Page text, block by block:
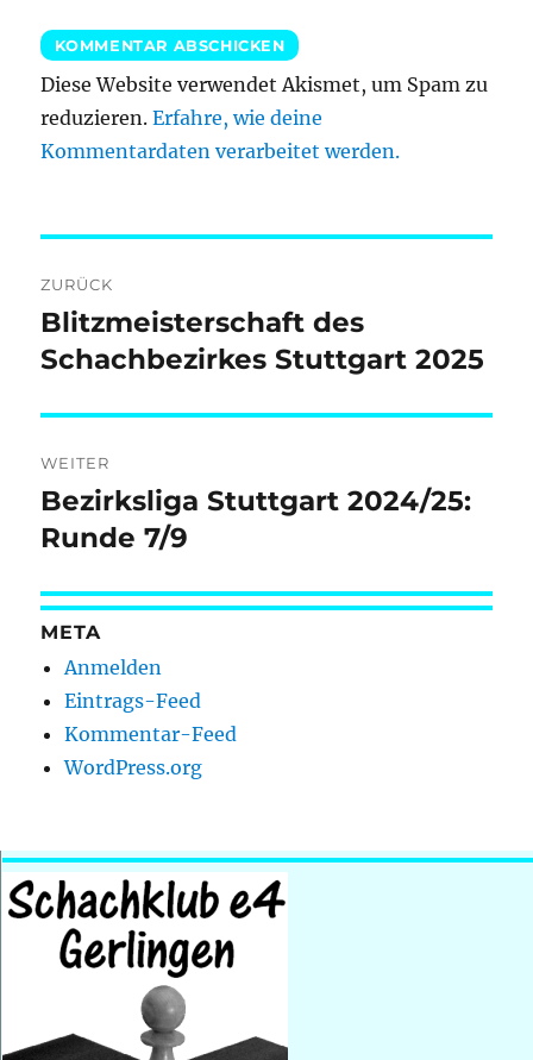
Diese Website verwendet Akismet, um Spam zu
reduzieren.Erfahre, wie deine
Kommentardaten verarbeitet werden.
ZURÜCK
Vorheriger
Beitrag:
Blitzmeisterschaft des
Schachbezirkes Stuttgart 2025
WEITER
Nächster
Beitrag:
Bezirksliga Stuttgart 2024/25:
Runde 7/9
META
Anmelden
Eintrags-Feed
Kommentar-Feed
WordPress.org